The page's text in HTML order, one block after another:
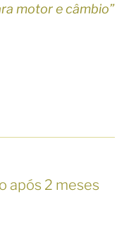
motor e câmbio”
após 2 meses